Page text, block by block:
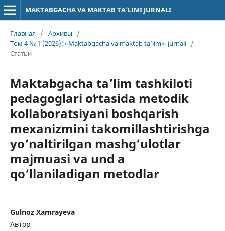
MAKTABGACHA VA MAKTAB TA’LIMI JURNALI
Главная / Архивы
/
Том 4 № 1 (2026): «Maktabgacha va maktab ta’limi» jurnali /
Статьи
Maktabgacha taʼlim tashkiloti
pedagoglari oʻrtasida metodik
kollaboratsiyani boshqarish
mexanizmini takomillashtirishga
yo‘naltirilgan mashg‘ulotlar
majmuasi va und a
qo‘llaniladigan metodlar
Gulnoz Xamrayeva
Автор